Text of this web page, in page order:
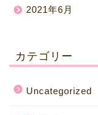
2021年6月
カテゴリー
Uncategorized